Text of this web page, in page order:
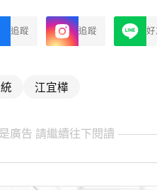
追蹤 追蹤 好
江宜樺
廣告 請繼續往下閱讀